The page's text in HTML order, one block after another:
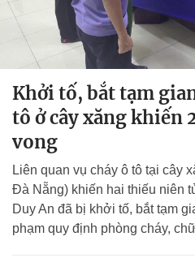
Khởi tố, bắt tạm
tô ở cây xăng khiến
vong
Liên quan vụ cháy ô tô tại cây
Đà Nẵng) khiến hai thiếu niên
Duy An đã bị khởi tố, bắt tạm
phạm quy định phòng cháy,